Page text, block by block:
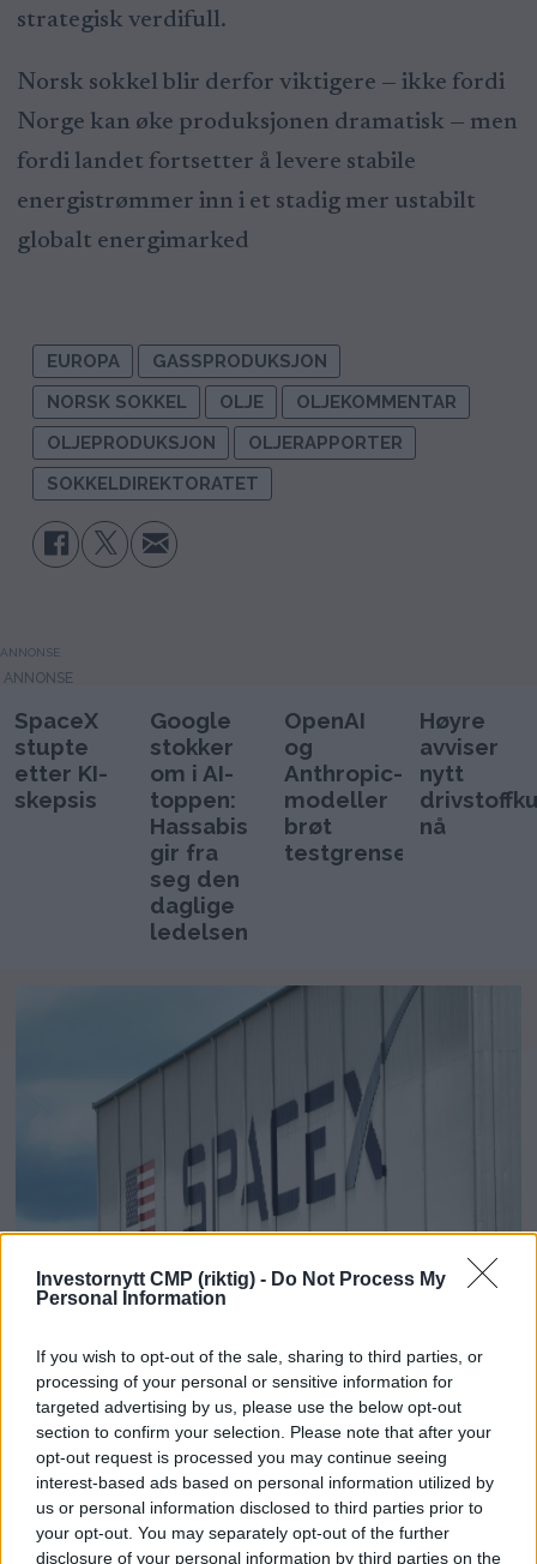
Investornytt CMP (riktig) - Do Not Process My
Personal Information
If you wish to opt-out of the sale, sharing to third parties, or
processing of your personal or sensitive information for
targeted advertising by us, please use the below opt-out
section to confirm your selection. Please note that after your
opt-out request is processed you may continue seeing
interest-based ads based on personal information utilized by
us or personal information disclosed to third parties prior to
your opt-out. You may separately opt-out of the further
disclosure of your personal information by third parties on the
strategisk verdifull.
Norsk sokkel blir derfor viktigere — ikke fordi
Norge kan øke produksjonen dramatisk — men
fordi landet fortsetter å levere stabile
energistrømmer inn i et stadig mer ustabilt
globalt energimarked
EUROPA
GASSPRODUKSJON
NORSK SOKKEL
OLJE
OLJEKOMMENTAR
OLJEPRODUKSJON
OLJERAPPORTER
SOKKELDIREKTORATET
ANNONSE
SpaceX
stupte
etter KI-
skepsis
Google
stokker
om i AI-
toppen:
Hassabis
gir fra
seg den
daglige
ledelsen
OpenAI
og
Anthropic-
modeller
brøt
testgrenser
Høyre
avviser
nytt
nå
SpaceX stupte etter KI-
skepsis